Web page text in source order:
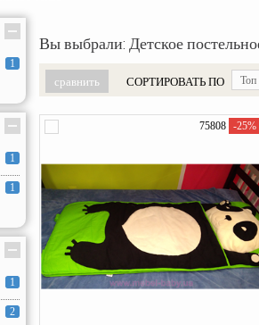
1
1
1
1
2
Вы выбрали: Детское
СОРТИРОВАТЬ ПО Топ
75808 -25%